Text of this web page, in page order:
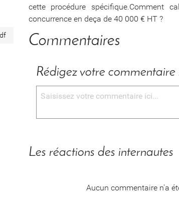
cette procédure spécifique.Comment
concurrence en deça de 40 000 € HT ?
Commentaires
Rédigez votre commentaire
Les réactions des internautes
Aucun commentaire n'a